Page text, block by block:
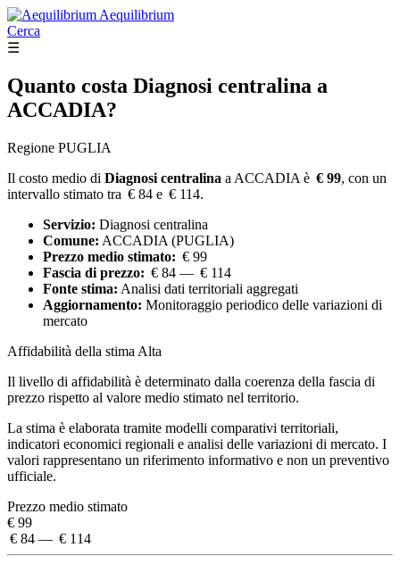
Aequilibrium
Cerca
☰
Quanto costa Diagnosi centralina a
ACCADIA?
Regione PUGLIA
Il costo medio di Diagnosi centralina a ACCADIA è € 99, con un
intervallo stimato tra € 84 e € 114.
Servizio: Diagnosi centralina
Comune: ACCADIA (PUGLIA)
Prezzo medio stimato: € 99
Fascia di prezzo: € 84 — € 114
Fonte stima: Analisi dati territoriali aggregati
Aggiornamento: Monitoraggio periodico delle variazioni di
mercato
Affidabilità della stima Alta
Il livello di affidabilità è determinato dalla coerenza della fascia di
prezzo rispetto al valore medio stimato nel territorio.
La stima è elaborata tramite modelli comparativi territoriali,
indicatori economici regionali e analisi delle variazioni di mercato. I
valori rappresentano un riferimento informativo e non un preventivo
ufficiale.
Prezzo medio stimato
€ 99
€ 84 — € 114